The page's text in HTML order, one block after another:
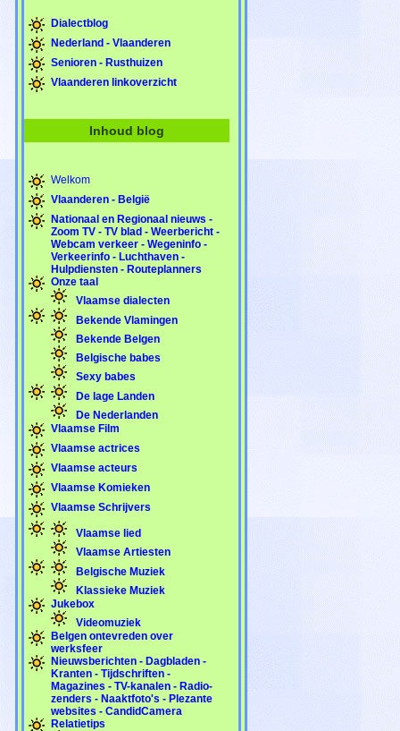
Dialectblog
Nederland - Vlaanderen
Senioren - Rusthuizen
Vlaanderen linkoverzicht
Inhoud blog
Welkom
Vlaanderen - België
Nationaal en Regionaal nieuws -
Zoom TV - TV blad - Weerbericht -
Webcam verkeer - Wegeninfo -
Verkeerinfo - Luchthaven -
Hulpdiensten - Routeplanners
Onze taal
Vlaamse dialecten
Bekende Vlamingen
Bekende Belgen
Belgische babes
Sexy babes
De lage Landen
De Nederlanden
Vlaamse Film
Vlaamse actrices
Vlaamse acteurs
Vlaamse Komieken
Vlaamse Schrijvers
Vlaamse lied
Vlaamse Artiesten
Belgische Muziek
Klassieke Muziek
Jukebox
Videomuziek
Belgen ontevreden over
werksfeer
Nieuwsberichten - Dagbladen -
Kranten - Tijdschriften -
Magazines - TV-kanalen - Radio-
zenders - Naaktfoto's - Plezante
websites - CandidCamera
Relatietips